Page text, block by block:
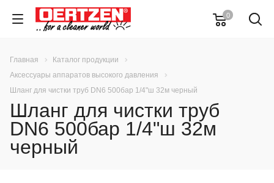
0
Главная
Каталог продукции
Аксессуары аппаратов высокого давления
Шланг для чистки труб DN6 500бар 1/4"ш 32м черный
Шланг для чистки труб
DN6 500бар 1/4"ш 32м
черный